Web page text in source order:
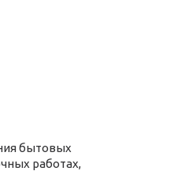
бытовых
работах,